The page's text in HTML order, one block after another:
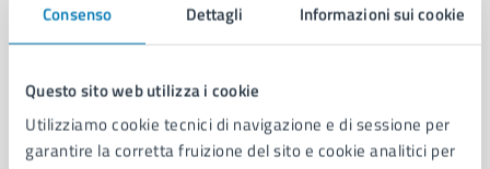
Consenso Dettagli Informazioni sui cookie
Questo sito web utilizza i cookie
Utilizziamo cookie tecnici di navigazione e di sessione per
garantire la corretta fruizione del sito e cookie analitici per
Aree amministrative
Organi di governo
Municipalità